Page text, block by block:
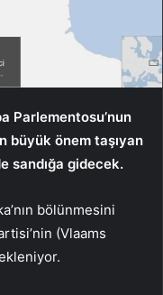
Parlementosu’nun
büyük önem taşıyan
sandığa gidecek.
bölünmesini
(Vlaams